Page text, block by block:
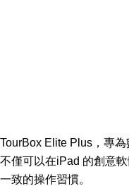
TourBox Elite Plus，專為
不僅可以在iPad 的創意
一致的操作習慣。